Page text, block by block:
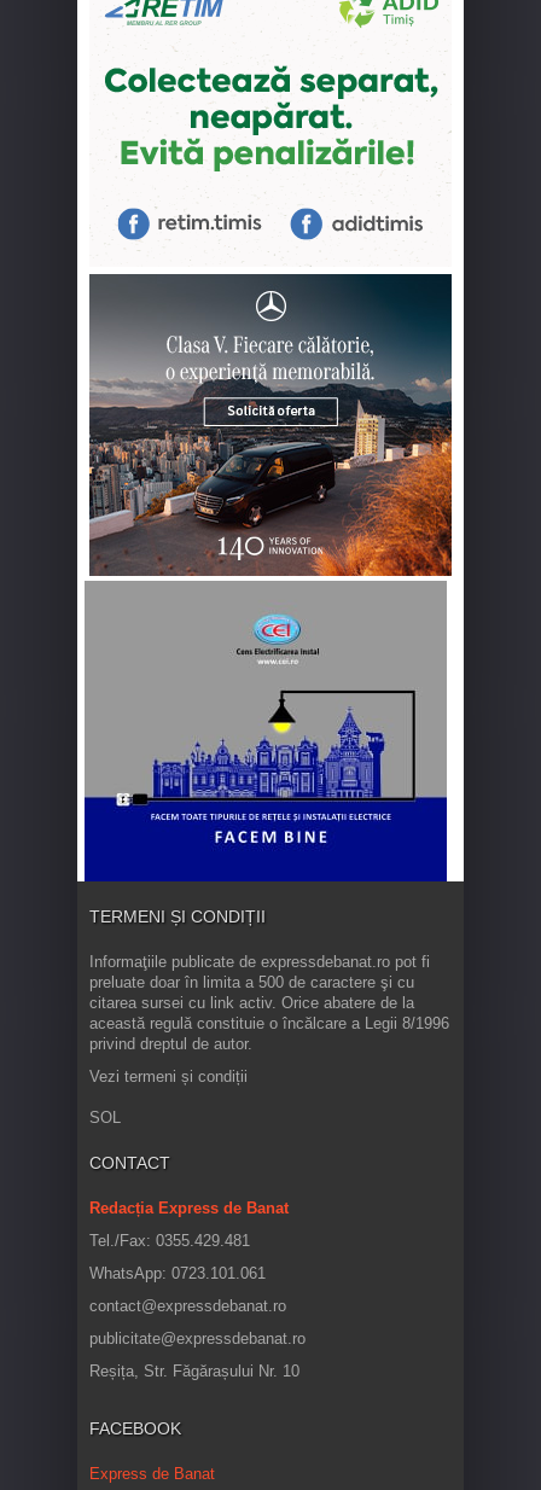
TERMENI ȘI CONDIȚII
Informaţiile publicate de expressdebanat.ro pot fi
preluate doar în limita a 500 de caractere şi cu
citarea sursei cu link activ. Orice abatere de la
această regulă constituie o încălcare a Legii 8/1996
privind dreptul de autor.
Vezi termeni și condiții
SOL
CONTACT
Redacția Express de Banat
Tel./Fax: 0355.429.481
WhatsApp: 0723.101.061
contact@expressdebanat.ro
publicitate@expressdebanat.ro
Reșița, Str. Făgărașului Nr. 10
FACEBOOK
Express de Banat